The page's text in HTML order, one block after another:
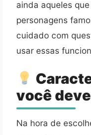
ainda aqueles
personagens
cuidado com
usar essas
você
Na hora de